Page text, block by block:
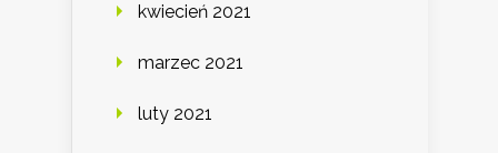
kwiecień 2021
marzec 2021
luty 2021